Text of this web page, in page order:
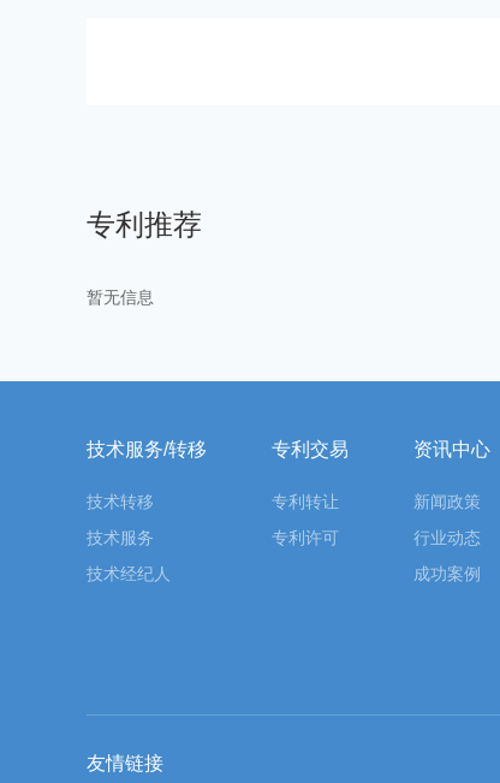
专利推荐
暂无信息
技术服务/转移
技术转移
技术服务
技术经纪人
专利交易
专利转让
专利许可
资讯中心
新闻政策
行业动态
成功案例
友情链接